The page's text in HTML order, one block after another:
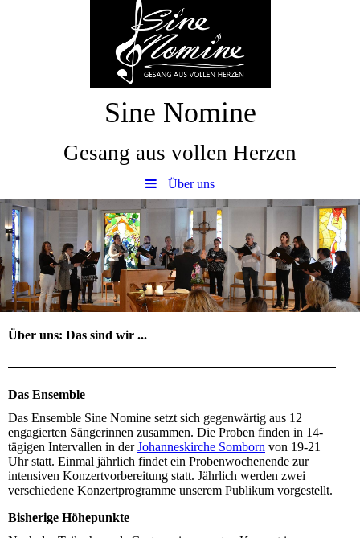
Sine Nomine
Gesang aus vollen Herzen
Über uns
Über uns: Das sind wir ...
Das Ensemble
Das Ensemble Sine Nomine setzt sich gegenwärtig aus 12
engagierten Sängerinnen zusammen. Die Proben finden in 14-
tägigen Intervallen in derJohanneskirche Somborn von 19-21
Uhr statt. Einmal jährlich findet ein Probenwochenende zur
intensiven Konzertvorbereitung statt. Jährlich werden zwei
verschiedene Konzertprogramme unserem Publikum vorgestellt.
Bisherige Höhepunkte